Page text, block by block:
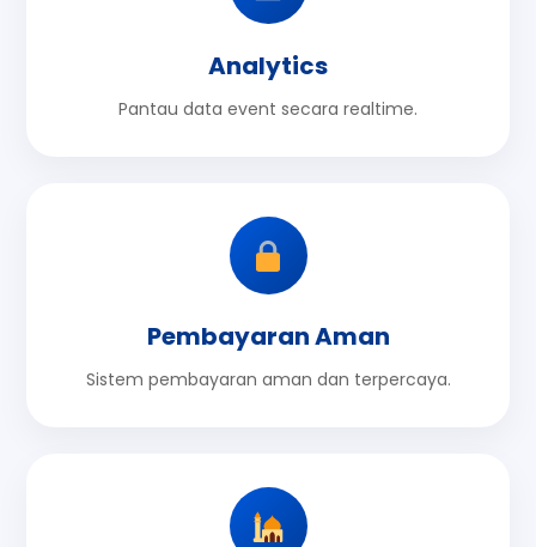
Analytics
Pantau data event secara realtime.
Pembayaran Aman
Sistem pembayaran aman dan terpercaya.